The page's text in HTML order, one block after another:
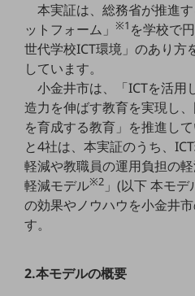
業務支援・マーケティング
災害対策・BCP
課題・ニーズで探す
課題・ニーズで探すTOP
コミュニケーション・情報共有
マーケティング
業務効率化
災害対策
職場環境整備
本実証は、総務省が推進
ットフォーム」※1 を学校で
世代学校ICT環境」のあり方
しています。
小金井市は、「ICTを活用
造力を伸ばす教育を実現し
を育成する教育」を推進し
と4社は、本実証のうち、
軽減や教職員の運用負担の
軽減モデル※2 」(以下 本モ
の効果やノウハウを小金井
す。
2.本モデルの概要